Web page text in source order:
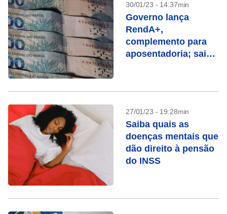
30/01/23 - 14:37min
Governo lança
RendA+,
complemento para
aposentadoria; saiba
27/01/23 - 19:28min
Saiba quais as
doenças mentais que
dão direito à pensão
do INSS